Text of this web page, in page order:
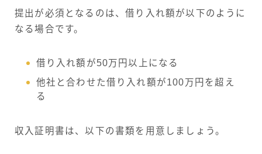
提出が必須となるのは、借り入れ額が以下のように
なる場合です。
借り入れ額が50万円以上になる
他社と合わせた借り入れ額が100万円を超え
る
収入証明書は、以下の書類を用意しましょう。